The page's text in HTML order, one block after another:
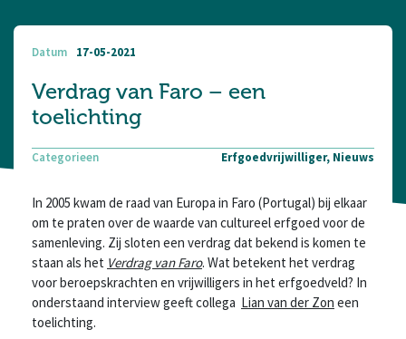
Datum 17-05-2021
Verdrag van Faro – een
toelichting
Categorieen Erfgoedvrijwilliger, Nieuws
In 2005 kwam de raad van Europa in Faro (Portugal) bij elkaar
om te praten over de waarde van cultureel erfgoed voor de
samenleving. Zij sloten een verdrag dat bekend is komen te
staan als het Verdrag van Faro. Wat betekent het verdrag
voor beroepskrachten en vrijwilligers in het erfgoedveld? In
onderstaand interview geeft collega Lian van der Zon een
toelichting.